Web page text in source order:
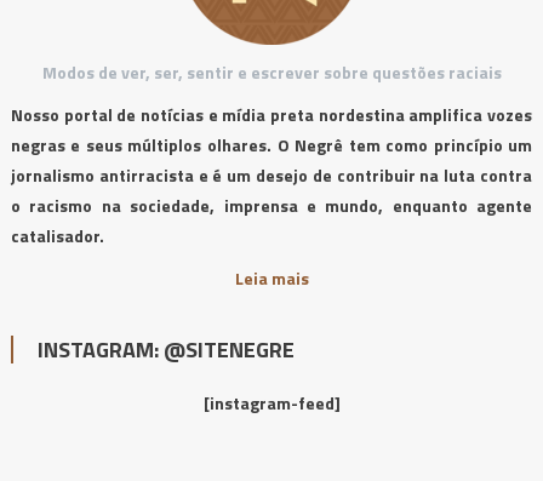
Modos de ver, ser, sentir e escrever sobre questões raciais
Nosso portal de notícias e mídia preta nordestina amplifica vozes
negras e seus múltiplos olhares. O Negrê tem como princípio um
jornalismo antirracista e é um desejo de contribuir na luta contra
o racismo na sociedade, imprensa e mundo, enquanto agente
catalisador.
Leia mais
INSTAGRAM: @SITENEGRE
[instagram-feed]